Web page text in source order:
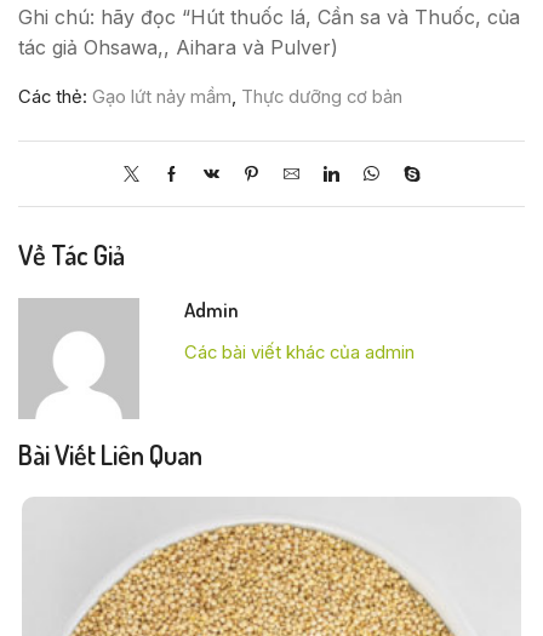
Ghi chú: hãy đọc “Hút thuốc lá, Cần sa và Thuốc, của
tác giả Ohsawa,, Aihara và Pulver)
Các thẻ: Gạo lứt nảy mầm, Thực dưỡng cơ bản
Về Tác Giả
Admin
Các bài viết khác của admin
Bài Viết Liên Quan